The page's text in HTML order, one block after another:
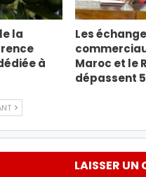
la
à
Les
Maroc et le
dépassent
LAISSER UN